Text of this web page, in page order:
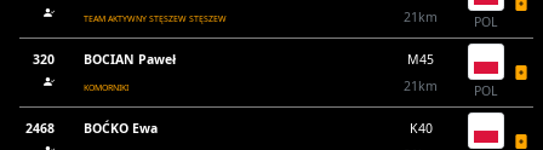
TEAM AKTYWNY STĘSZEW STĘSZEW
21km
POL
320 BOCIAN Paweł
KOMORNIKI
M45
21km
POL
2468 BOĆKO Ewa
K40